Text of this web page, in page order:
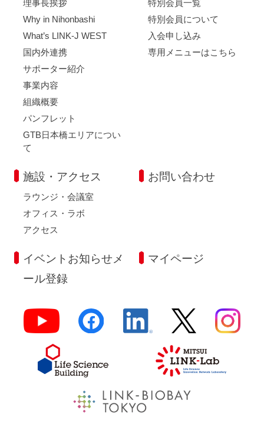
理事長挨拶
Why in Nihonbashi
What’s LINK-J WEST
国内外連携
サポーター紹介
事業内容
組織概要
パンフレット
GTB日本橋エリアについ
て
特別会員一覧
特別会員について
入会申し込み
専用メニューはこちら
施設・アクセス
ラウンジ・会議室
オフィス・ラボ
アクセス
お問い合わせ
イベントお知らせメ
ール登録
マイページ